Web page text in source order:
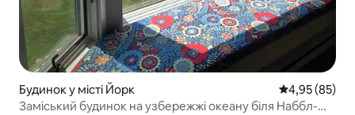
Будинок у місті Йорк Середня
4,95 (85)
Заміський будинок на узбережжі океану біля Наббл-